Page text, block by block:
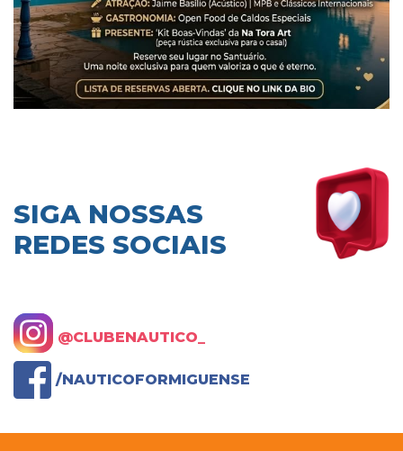
SIGA NOSSAS
REDES SOCIAIS
@CLUBENAUTICO_
/NAUTICOFORMIGUENSE